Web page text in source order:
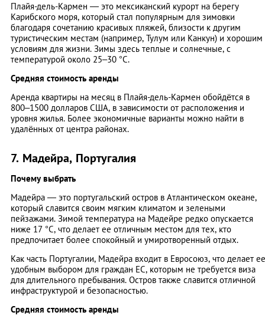
Плайя-дель-Кармен — это мексиканский курорт на берегу
Карибского моря, который стал популярным для зимовки
благодаря сочетанию красивых пляжей, близости к другим
туристическим местам (например, Тулум или Канкун) и хорошим
условиям для жизни. Зимы здесь теплые и солнечные, с
температурой около 25–30 °C.
Средняя стоимость аренды
Аренда квартиры на месяц в Плайя-дель-Кармен обойдётся в
800–1500 долларов США, в зависимости от расположения и
уровня жилья. Более экономичные варианты можно найти в
удалённых от центра районах.
7. Мадейра, Португалия
Почему выбрать
Мадейра — это португальский остров в Атлантическом океане,
который славится своим мягким климатом и зелеными
пейзажами. Зимой температура на Мадейре редко опускается
ниже 17 °C, что делает ее отличным местом для тех, кто
предпочитает более спокойный и умиротворенный отдых.
Как часть Португалии, Мадейра входит в Евросоюз, что делает ее
удобным выбором для граждан ЕС, которым не требуется виза
для длительного пребывания. Остров также славится отличной
инфраструктурой и безопасностью.
Средняя стоимость аренды